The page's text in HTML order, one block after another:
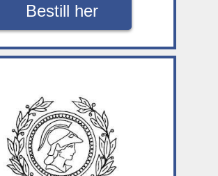
Bestill her